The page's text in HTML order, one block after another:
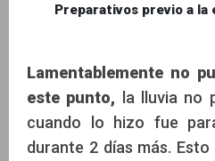
Preparativos previo a la
Lamentablemente no
este punto, la lluvia no
cuando lo hizo fue
durante 2 días más.